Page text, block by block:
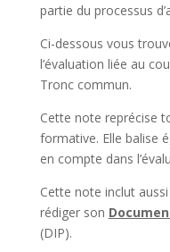
partie du processus
Ci-dessous vous
l’évaluation liée au
Tronc commun.
Cette note reprécise
formative. Elle balise
en compte dans
Cette note inclut
rédiger son
(DIP).